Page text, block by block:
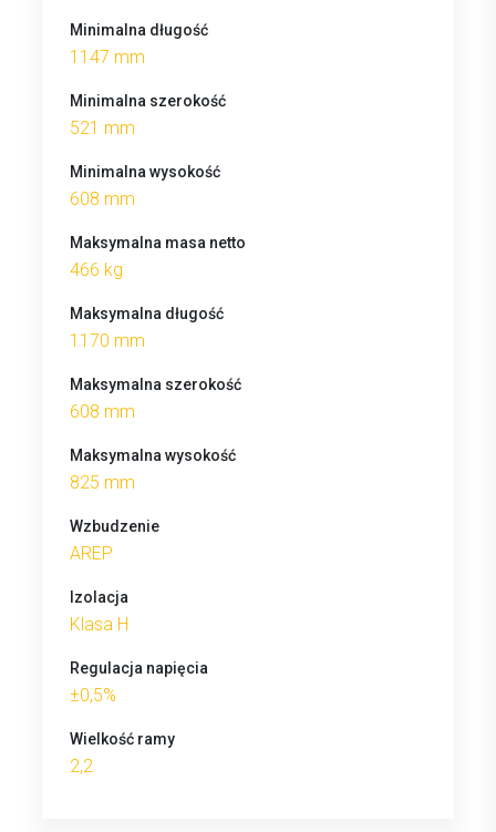
Minimalna długość
1147 mm
Minimalna szerokość
521 mm
Minimalna wysokość
608 mm
Maksymalna masa netto
466 kg
Maksymalna długość
1170 mm
Maksymalna szerokość
608 mm
Maksymalna wysokość
825 mm
Wzbudzenie
AREP
Izolacja
Klasa H
Regulacja napięcia
±0,5%
Wielkość ramy
2,2